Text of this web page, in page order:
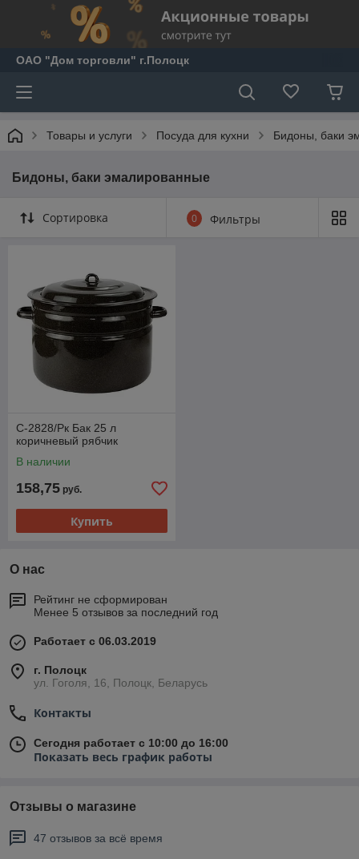
ОАО "Дом торговли" г.Полоцк
Товары и услуги Посуда для кухни Бидоны, баки
Бидоны, баки эмалированные
Сортировка 0 Фильтры
С-2828/Рк Бак 25 л
коричневый рябчик
В наличии
158,75 руб.
Купить
О нас
Рейтинг не сформирован
Менее 5 отзывов за последний год
Работает с 06.03.2019
г. Полоцк
ул. Гоголя, 16, Полоцк, Беларусь
Контакты
Сегодня работает с 10:00 до 16:00
Показать весь график работы
Отзывы о магазине
47 отзывов за всё время